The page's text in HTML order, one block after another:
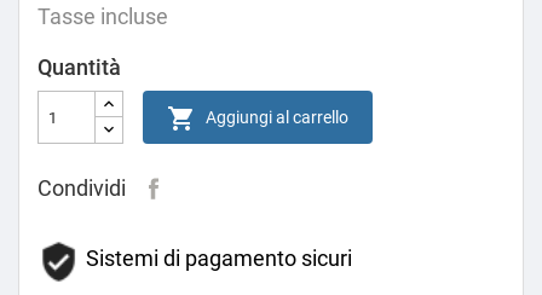
Tasse incluse
Quantità
 Aggiungi al carrello
Condividi
Sistemi di pagamento sicuri